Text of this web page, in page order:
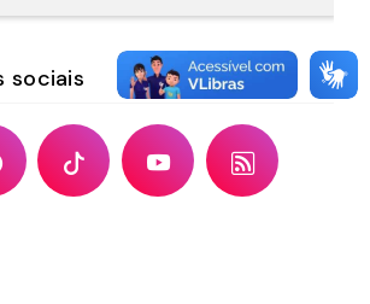
sociais